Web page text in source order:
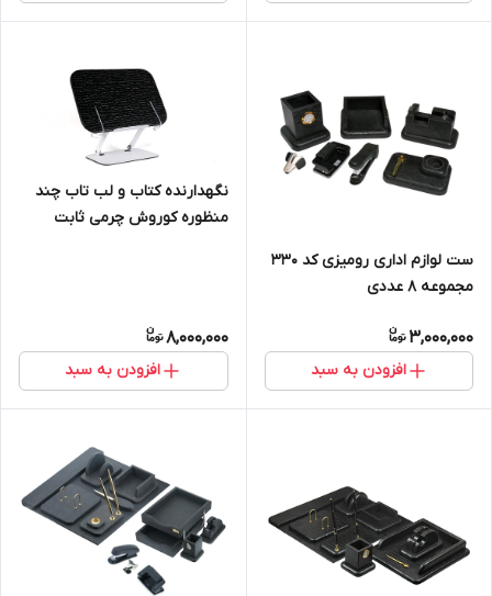
ست لوازم اداری رومیزی کد ۳۳۰
مجموعه ۸ عددی
3,000,000
افزودن به سبد
نگهدارنده کتاب و لب تاب چند
منظوره کوروش چرمی ثابت
8,000,000
افزودن به سبد